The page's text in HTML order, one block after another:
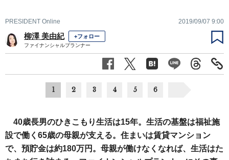
PRESIDENT Online 2019/09/07 9:00
柳澤 美由紀 +フォロー
ファイナンシャルプランナー
1 2 3 4 5 6
40歳長男のひきこもり生活は15年。生活の基盤は福祉施
設で働く65歳の母親が支える。住まいは賃貸マンション
で、預貯金は約180万円。母親が働けなくなれば、生活はた